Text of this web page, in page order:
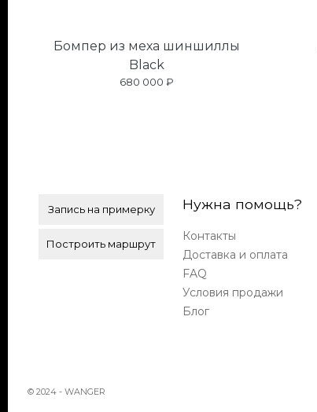
Бомпер из меха шиншиллы
Black
680 000 ₽
Запись на примерку
Построить маршрут
Нужна помощь?
Контакты
Доставка и оплата
FAQ
Условия продажи
Блог
© 2024 - WANGER